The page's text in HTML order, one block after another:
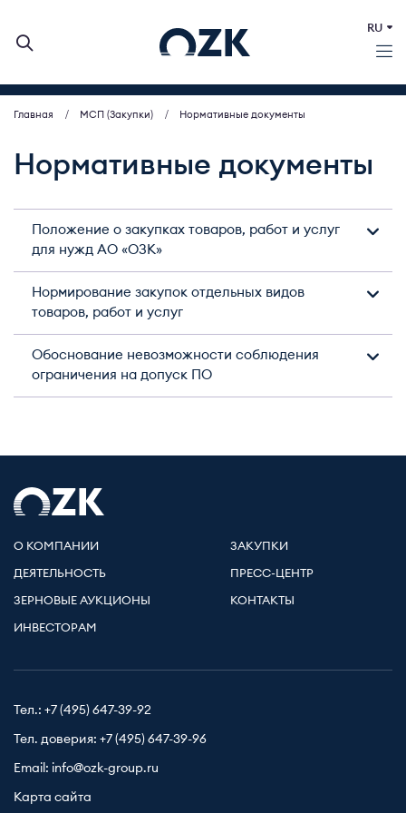
ЗЕРНОВЫЕ АУКЦИОНЫ
ИНВЕСТОРАМ
ЗАКУПКИ
RU
Главная МСП (Закупки) Нормативные документы
Нормативные документы
Положение о закупках товаров, работ и услуг
для нужд АО «ОЗК»
Нормирование закупок отдельных видов
товаров, работ и услуг
Обоснование невозможности соблюдения
ограничения на допуск ПО
О КОМПАНИИ
ДЕЯТЕЛЬНОСТЬ
ЗЕРНОВЫЕ АУКЦИОНЫ
ИНВЕСТОРАМ
ЗАКУПКИ
ПРЕСС-ЦЕНТР
КОНТАКТЫ
Тел.: +7 (495) 647-39-92
Тел. доверия: +7 (495) 647-39-96
Email: info@ozk-group.ru
Карта сайта